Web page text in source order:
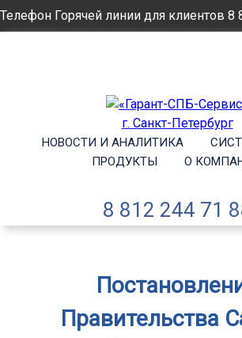
Телефон Горячей линии для клиентов 8
НОВОСТИ И АНАЛИТИКА
ПРОДУКТЫ
О
8 812 244 71
Правительства